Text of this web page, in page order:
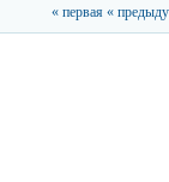
« первая «